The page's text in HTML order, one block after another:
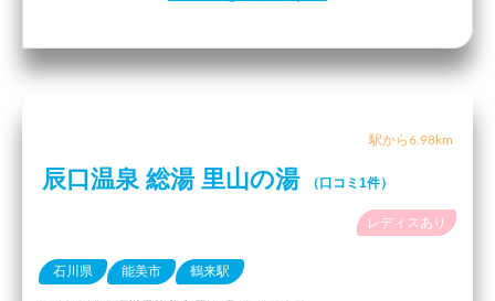
駅から6.98km
辰口温泉 総湯 里山の湯 （口コミ1件）
レディスあり
石川県 能美市 鶴来駅